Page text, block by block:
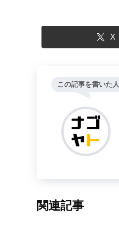
X
この記事を書いた人
関連記事